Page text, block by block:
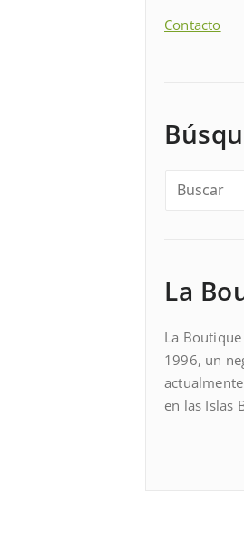
Contacto
La
La
1996, un
en las Islas